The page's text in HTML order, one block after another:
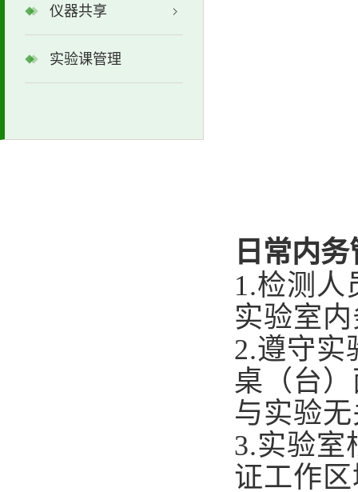
仪器共享
实验课管理
日常内
1.检测人
实验室
2.遵守实
桌（台
与实验
3.实验室
证工作